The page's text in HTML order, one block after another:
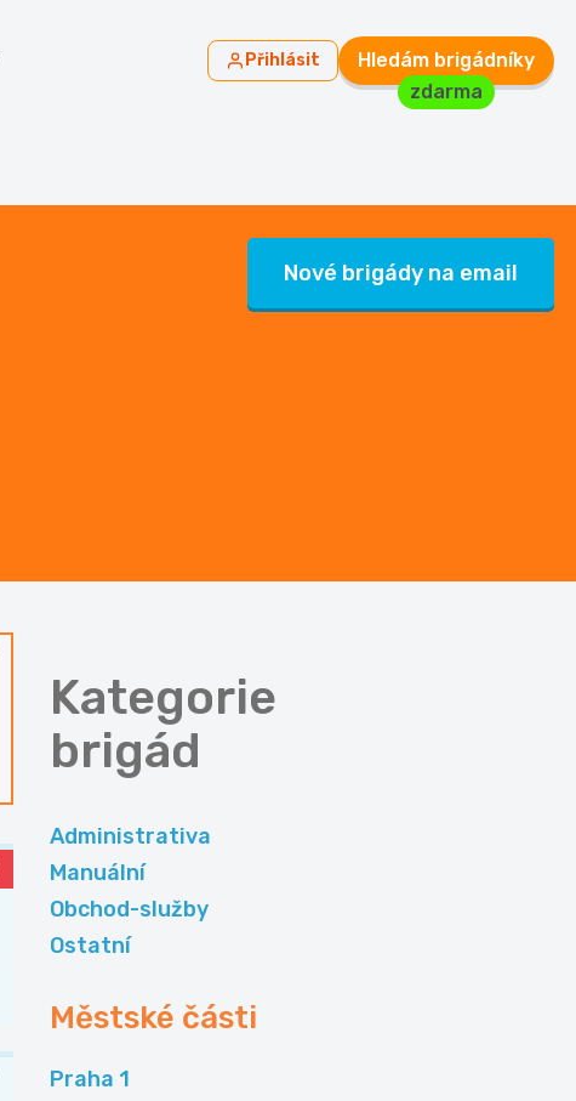
Přihlásit
Hledám brigádníky
zdarma
Nové brigády na email
Kategorie
brigád
Administrativa
Manuální
Obchod-služby
Ostatní
Městské části
Praha 1